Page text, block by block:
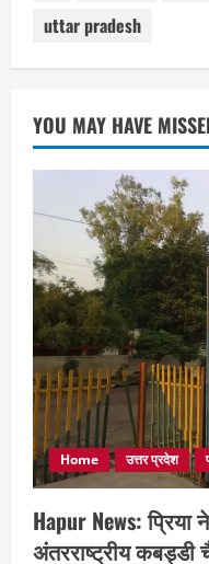
uttar pradesh
YOU MAY HAVE
Home उत्तर प्रदेश
Hapur News:
अंतरराष्ट्रीय कबड्डी